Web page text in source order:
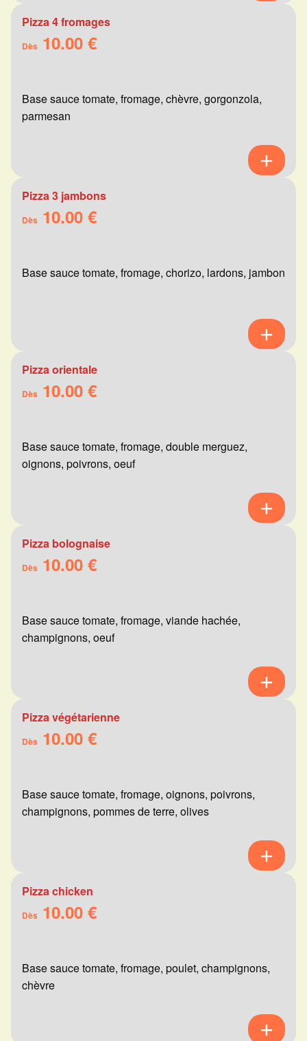
Pizza 4 fromages
Dès 10.00 €
Base sauce tomate, fromage, chèvre, gorgonzola,
parmesan
Pizza 3 jambons
Dès 10.00 €
Base sauce tomate, fromage, chorizo, lardons, jambon
Pizza orientale
Dès 10.00 €
Base sauce tomate, fromage, double merguez,
oignons, poivrons, oeuf
Pizza bolognaise
Dès 10.00 €
Base sauce tomate, fromage, viande hachée,
champignons, oeuf
Pizza végétarienne
Dès 10.00 €
Base sauce tomate, fromage, oignons, poivrons,
champignons, pommes de terre, olives
Pizza chicken
Dès 10.00 €
Base sauce tomate, fromage, poulet, champignons,
chèvre